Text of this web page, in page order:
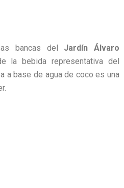
bancas del
Jardín Álvaro
la bebida representativa del
a base de agua de coco es una